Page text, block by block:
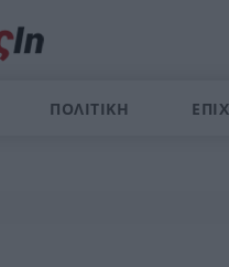
ΠΟΛΙΤΙΚΗ